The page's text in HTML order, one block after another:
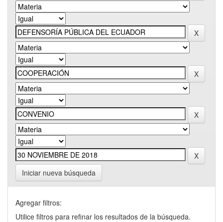
Iniciar nueva búsqueda
Agregar filtros:
Utilice filtros para refinar los resultados de la búsqueda.